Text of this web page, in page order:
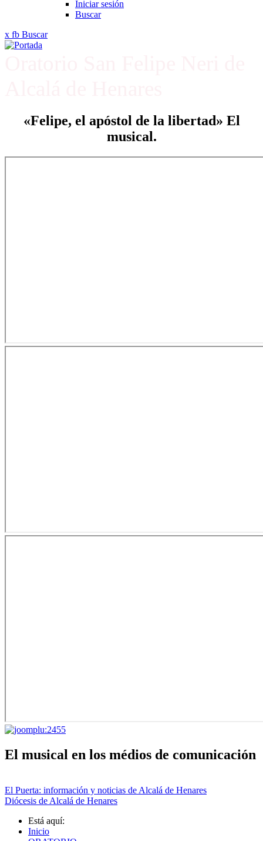
Iniciar sesión
Buscar
x fb Buscar
«Felipe, el apóstol de la libertad» El
musical.
El musical en los médios de comunicación
El Puerta: información y noticias de Alcalá de Henares
Diócesis de Alcalá de Henares
Está aquí:
Inicio